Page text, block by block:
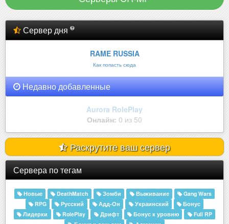
Сервер дня
RAME RUSSIA
Как попасть сюда
Недавно добавленные
Aurora RolePlay
Онлайн: 0 из 50
Раскрутите ваш сервер
Сервера по тегам
Новые DeathMatch Зомби Выживание
Gang Wars
RPG
Русский Адд-Он Украинский
Бонус
Лидерки
RolePlay Дрифт Бонус к уровню
Full RP